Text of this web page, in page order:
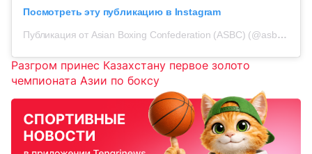
Посмотреть эту публикацию в Instagram
Публикация от Asian Boxing Confederation (ASBC) (@asbc_official)
Разгром принес Казахстану первое золото
чемпионата Азии по боксу